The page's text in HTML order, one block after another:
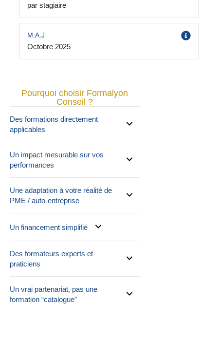
par stagiaire
M.A.J
Octobre 2025
Pourquoi choisir Formalyon
Conseil ?
Des formations directement
applicables
Un impact mesurable sur vos
performances
Une adaptation à votre réalité de
PME / auto-entreprise
Un financement simplifié
Des formateurs experts et
praticiens
Un vrai partenariat, pas une
formation “catalogue”